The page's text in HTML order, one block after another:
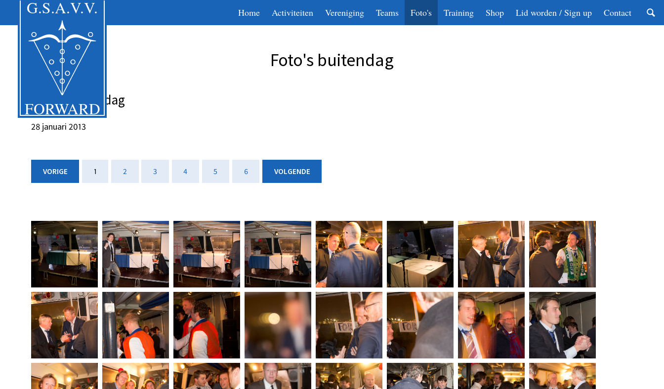
Home Activiteiten Vereniging Teams Foto's Training Shop Lid worden / Sign up Contact
Foto's buitendag
Foto's buitendag
28 januari 2013
VORIGE 1 2 3 4 5 6 VOLGENDE